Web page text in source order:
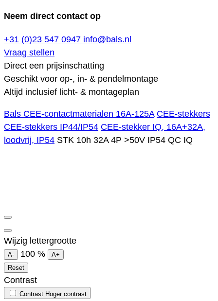
Neem direct contact op
+31 (0)23 547 0947 info@bals.nl
Vraag stellen
Direct een prijsinschatting
Geschikt voor op-, in- & pendelmontage
Altijd inclusief licht- & montageplan
Bals CEE-contactmaterialen 16A-125A CEE-stekkers
CEE-stekkers IP44/IP54 CEE-stekker IQ, 16A+32A,
loodvrij, IP54 STK 10h 32A 4P >50V IP54 QC IQ
Wijzig lettergrootte
A- 100 %
A+
Reset
Contrast
Contrast Hoger contrast